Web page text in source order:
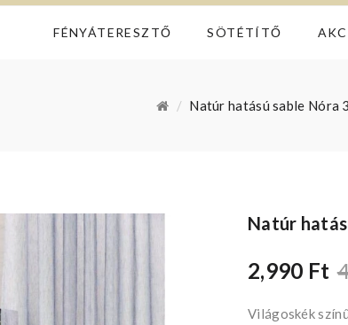
FÉNYÁTERESZTŐ SÖTÉTÍTŐ
Natúr hatású sable Nóra
Natúr
2,990 Ft
Világoskék